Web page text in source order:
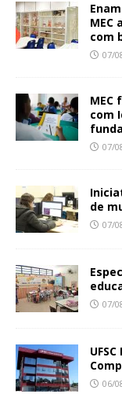
MEC
com
07/
MEC
com
07/
de
07/
07/
06/